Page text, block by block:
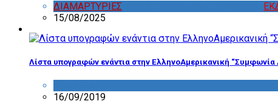
ΔΙΑΜΑΡΤΥΡΙΕΣ
15/08/2025
Λίστα υπογραφών ενάντια στην ΕλληνοΑμερικανική “Συμφωνία
16/09/2019